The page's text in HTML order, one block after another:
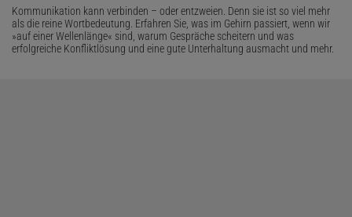
Kommunikation kann verbinden – oder entzweien. Denn sie ist so viel mehr
als die reine Wortbedeutung. Erfahren Sie, was im Gehirn passiert, wenn wir
»auf einer Wellenlänge« sind, warum Gespräche scheitern und was
erfolgreiche Konfliktlösung und eine gute Unterhaltung ausmacht und mehr.